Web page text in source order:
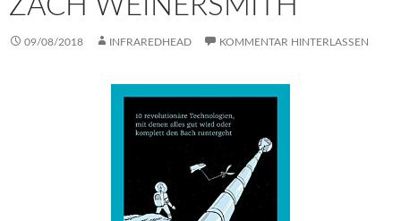
09/08/2018 INFRAREDHEAD KOMMENTAR HINTERLASSEN